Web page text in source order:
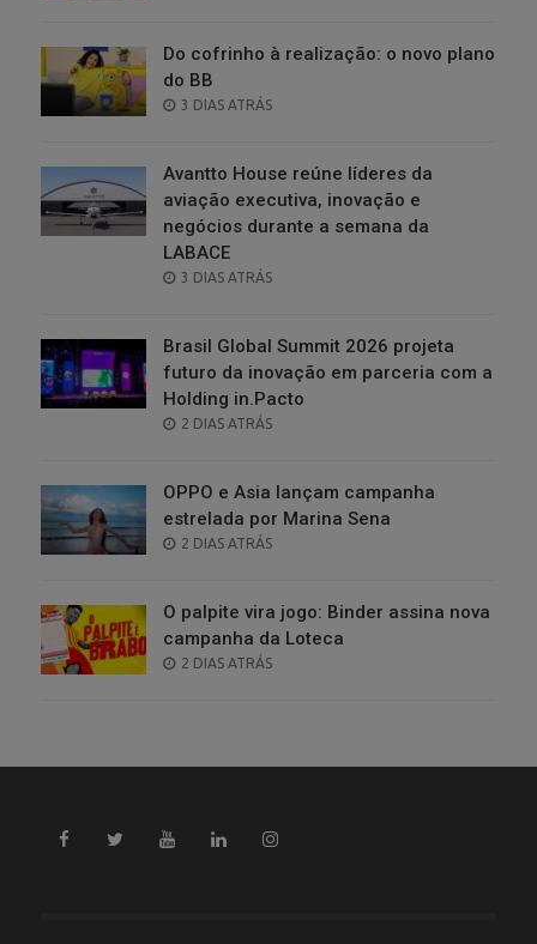
Do cofrinho à realização: o novo plano
do BB
POSTED
3 DIAS ATRÁS
Avantto House reúne líderes da
aviação executiva, inovação e
negócios durante a semana da
LABACE
POSTED
3 DIAS ATRÁS
Brasil Global Summit 2026 projeta
futuro da inovação em parceria com a
Holding in.Pacto
POSTED
2 DIAS ATRÁS
OPPO e Asia lançam campanha
estrelada por Marina Sena
POSTED
2 DIAS ATRÁS
O palpite vira jogo: Binder assina nova
campanha da Loteca
POSTED
2 DIAS ATRÁS